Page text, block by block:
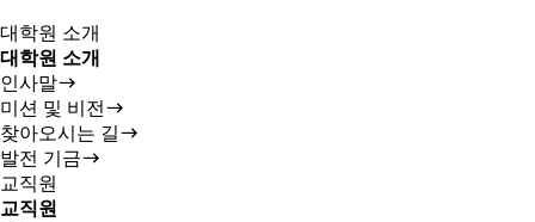
대학원 소개
대학원 소개
인사말
미션 및 비전
찾아오시는 길
발전 기금
교직원
교직원